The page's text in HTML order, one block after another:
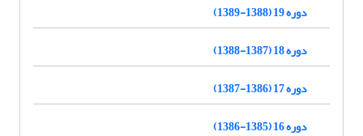
دوره 19 (1388-1389)
دوره 18 (1387-1388)
دوره 17 (1386-1387)
دوره 16 (1385-1386)